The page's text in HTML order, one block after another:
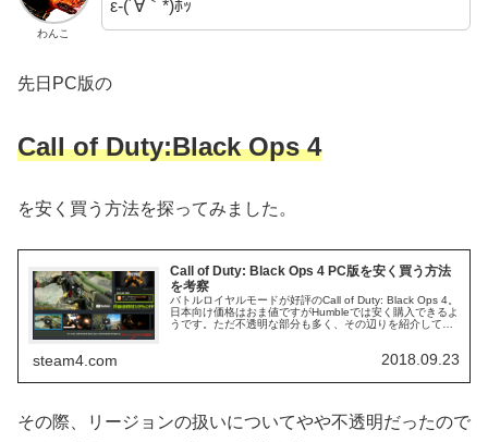
わんこ
ε-(´∀｀*)ﾎｯ
先日PC版の
Call of Duty:Black Ops 4
を安く買う方法を探ってみました。
Call of Duty: Black Ops 4 PC版を安く買う方法
を考察
バトルロイヤルモードが好評のCall of Duty: Black Ops 4。
日本向け価格はおま値ですがHumbleでは安く購入できるよ
うです。ただ不透明な部分も多く、その辺りを紹介してみ
steam4.com 2018.09.23
その際、リージョンの扱いについてやや不透明だったので